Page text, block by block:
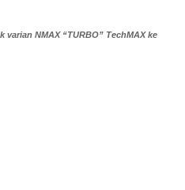
NMAX “TURBO” TechMAX ke